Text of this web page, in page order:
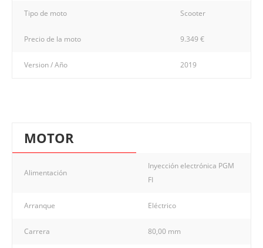
Tipo de moto Scooter
Precio de la moto 9.349 €
Version / Año 2019
MOTOR
Alimentación
Inyección electrónica PGM
FI
Arranque Eléctrico
Carrera 80,00 mm